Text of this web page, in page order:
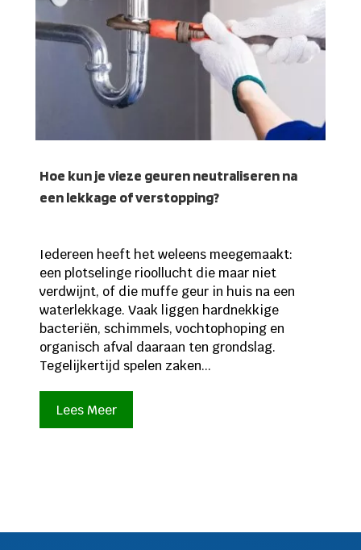
Hoe kun je vieze geuren neutraliseren na
een lekkage of verstopping?
Iedereen heeft het weleens meegemaakt:
een plotselinge rioollucht die maar niet
verdwijnt, of die muffe geur in huis na een
waterlekkage. Vaak liggen hardnekkige
bacteriën, schimmels, vochtophoping en
organisch afval daaraan ten grondslag.
Tegelijkertijd spelen zaken...
Lees Meer